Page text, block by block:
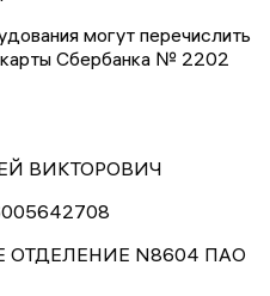
могут перечислить
карты Сбербанка № 2202
ВИКТОРОВИЧ
ОТДЕЛЕНИЕ N8604 ПАО